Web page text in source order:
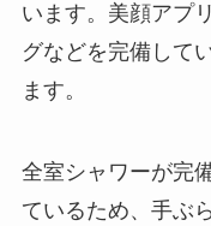
います。美顔アプ
グなどを完備して
ます。
全室シャワーが完
ているため、手ぶ